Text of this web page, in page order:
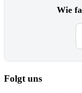
Wie
Folgt uns